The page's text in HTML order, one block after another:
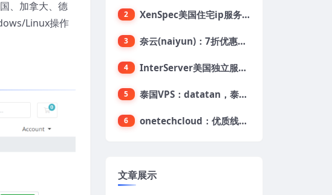
、加拿大、德
Linux操作
2 XenSpec美国住宅ip服务器：美国家用ip/无限流量/10Gbps独享带宽/449美元/月起，支持支付宝
3 奈云(naiyun)：7折优惠，低至34元/月，洛杉矶/香港机房，三网CN2 GIA/CUII/高防保护，解锁Chatgpt/Tiktok
4 InterServer美国独立服务器：AMD RYZEN 3600X处理器，75美元/月，送40美元
5 泰国VPS：datatan，泰国不限流量VPS，$33/月，4G内存/3核/60gSSD
6 onetechcloud：优质线路，精品VPS低至28元，美国三网原生CN2 GIA（高防可选）、香港CN2、韩国CN2
文章展示